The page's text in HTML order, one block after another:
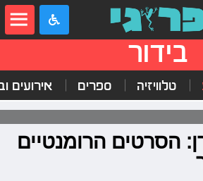
בידור
טלוויזיה ספרים אירועים
הסרטים הרומנטיים